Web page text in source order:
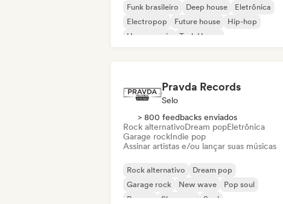
Funk brasileiro Deep house
Eletrônica
Electropop
Future house
Hip-hop
House music
Tech House
Pravda Records
Selo
> 800 feedbacks enviados
Rock alternativoDream popEletrônica
Garage rockIndie pop
Assinar artistas e/ou lançar suas músicas
Rock alternativo
Dream pop
Garage rock
New wave
Pop soul
Reggae
Shoegaze Soul